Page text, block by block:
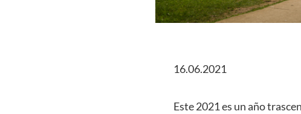
16.06.2021
Este 2021 es un año